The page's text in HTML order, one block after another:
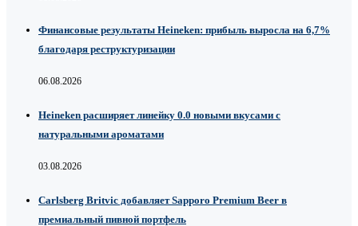
Финансовые результаты Heineken: прибыль выросла на 6,7%
благодаря реструктуризации
06.08.2026
Heineken расширяет линейку 0.0 новыми вкусами с
натуральными ароматами
03.08.2026
Carlsberg Britvic добавляет Sapporo Premium Beer в
премиальный пивной портфель